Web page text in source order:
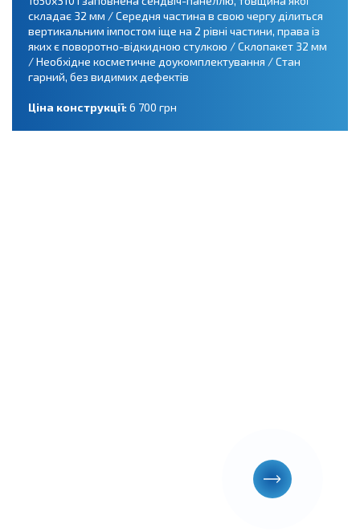
складає 32 мм / Середня частина в свою чергу ділиться
вертикальним імпостом іще на 2 рівні частини, права із
яких є поворотно-відкидною стулкою / Склопакет 32 мм
/ Необхідне косметичне доукомплектування / Стан
гарний, без видимих дефектів
Ціна конструкції: 6 700 грн